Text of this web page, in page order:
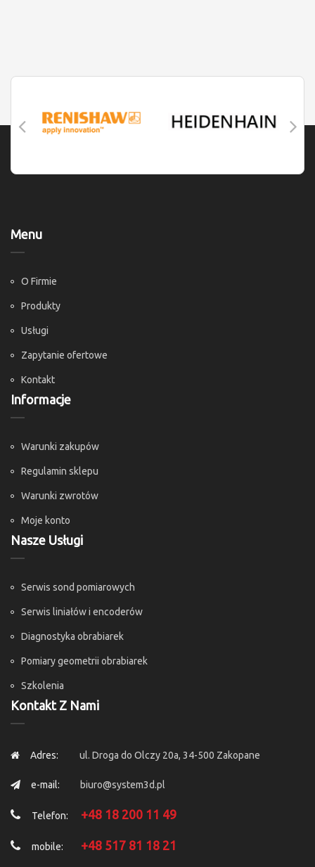
Menu
O Firmie
Produkty
Usługi
Zapytanie ofertowe
Kontakt
Informacje
Warunki zakupów
Regulamin sklepu
Warunki zwrotów
Moje konto
Nasze Usługi
Serwis sond pomiarowych
Serwis liniałów i encoderów
Diagnostyka obrabiarek
Pomiary geometrii obrabiarek
Szkolenia
Kontakt Z Nami
Adres: ul. Droga do Olczy 20a, 34-500 Zakopane
e-mail: biuro@system3d.pl
Telefon: +48 18 200 11 49
mobile: +48 517 81 18 21